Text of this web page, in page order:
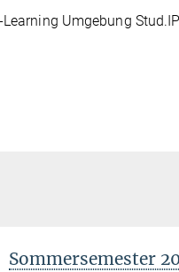
Umgebung
Sommersemester